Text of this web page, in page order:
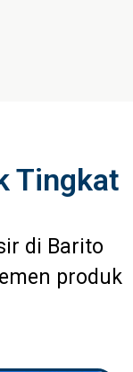
Tingkat
di Barito
produk